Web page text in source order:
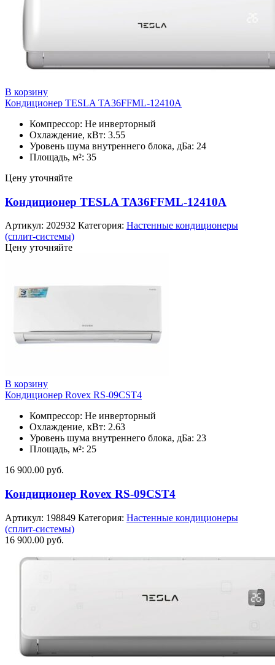
В корзину
Кондиционер TESLA TA36FFML-12410A
Компрессор: Не инверторный
Охлаждение, кВт: 3.55
Уровень шума внутреннего блока, дБа: 24
Площадь, м²: 35
Цену уточняйте
Кондиционер TESLA TA36FFML-12410A
Артикул: 202932 Категория: Настенные кондиционеры
(сплит-системы)
Цену уточняйте
В корзину
Кондиционер Rovex RS-09CST4
Компрессор: Не инверторный
Охлаждение, кВт: 2.63
Уровень шума внутреннего блока, дБа: 23
Площадь, м²: 25
16 900.00 руб.
Кондиционер Rovex RS-09CST4
Артикул: 198849 Категория: Настенные кондиционеры
(сплит-системы)
16 900.00 руб.